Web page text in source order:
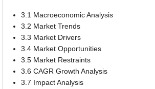
3.1 Macroeconomic Analysis
3.2 Market Trends
3.3 Market Drivers
3.4 Market Opportunities
3.5 Market Restraints
3.6 CAGR Growth Analysis
3.7 Impact Analysis